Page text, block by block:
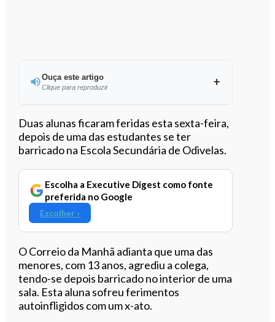
Ouça este artigo
Clique para reproduzir
Ouvir este artigo
Duas alunas ficaram feridas esta sexta-feira,
depois de uma das estudantes se ter
barricado na Escola Secundária de Odivelas.
Escolha a Executive Digest como fonte
preferida no Google
Escolher ›
O Correio da Manhã adianta que uma das
menores, com 13 anos, agrediu a colega,
tendo-se depois barricado no interior de uma
sala. Esta aluna sofreu ferimentos
autoinfligidos com um x-ato.